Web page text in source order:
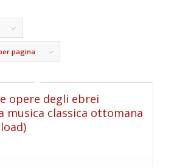
pagina
opere degli ebrei
musica classica ottomana